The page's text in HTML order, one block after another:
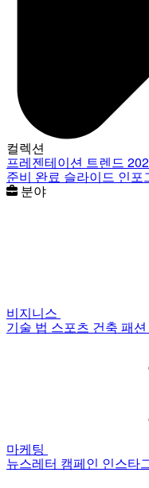
컬렉션
프레젠테이션 트렌드
준비 완료 슬라이드 인포
분야
비지니스
기술 법 스포츠 건축 패션
마케팅
뉴스레터 캠페인 인스타